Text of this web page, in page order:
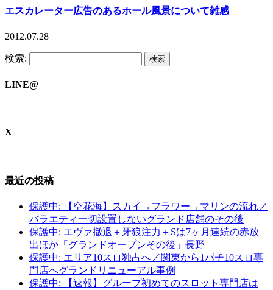
エスカレーター広告のあるホール風景について雑感
2012.07.28
検索:
LINE@
X
最近の投稿
保護中: 【空花海】スカイ→フラワー→マリンの流れ／
バラエティ一切設置しないグランド店舗のその後
保護中: エヴァ撤退＋牙狼注力＋Sは7ヶ月連続の赤放
出ほか「グランドオープンその後」長野
保護中: エリア10スロ独占へ／関東から1パチ10スロ専
門店へグランドリニューアル事例
保護中: 【速報】グループ初めてのスロット専門店は